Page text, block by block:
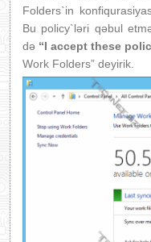
Folders`in
Bu policy`ləri qəbul
də “I accept these
Work Folders” deyirik.